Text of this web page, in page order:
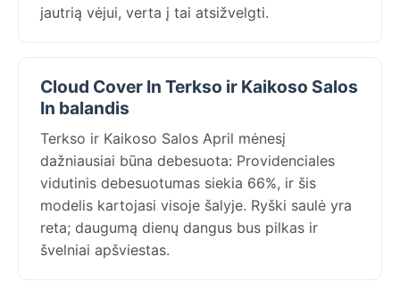
jautrią vėjui, verta į tai atsižvelgti.
Cloud Cover In Terkso ir Kaikoso Salos
In balandis
Terkso ir Kaikoso Salos April mėnesį
dažniausiai būna debesuota: Providenciales
vidutinis debesuotumas siekia 66%, ir šis
modelis kartojasi visoje šalyje. Ryški saulė yra
reta; daugumą dienų dangus bus pilkas ir
švelniai apšviestas.